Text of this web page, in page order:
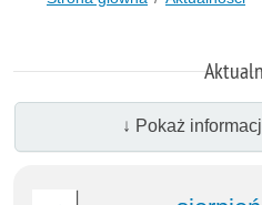
↓ Pokaż